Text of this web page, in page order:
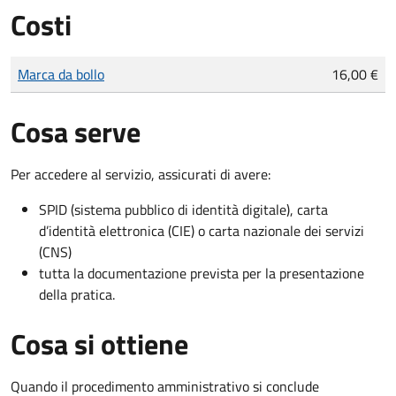
Costi
Tipo di pagamento
Importo
Marca da bollo 16,00 €
Cosa serve
Per accedere al servizio, assicurati di avere:
SPID (sistema pubblico di identità digitale), carta
d’identità elettronica (CIE) o carta nazionale dei servizi
(CNS)
tutta la documentazione prevista per la presentazione
della pratica.
Cosa si ottiene
Quando il procedimento amministrativo si conclude